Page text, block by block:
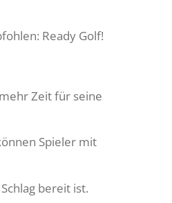
Ready Golf!
Zeit für seine
Spieler mit
bereit ist.